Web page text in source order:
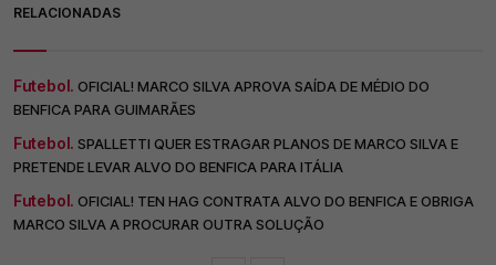
RELACIONADAS
Futebol. OFICIAL! MARCO SILVA APROVA SAÍDA DE MÉDIO DO
BENFICA PARA GUIMARÃES
Futebol. SPALLETTI QUER ESTRAGAR PLANOS DE MARCO SILVA E
PRETENDE LEVAR ALVO DO BENFICA PARA ITÁLIA
Futebol. OFICIAL! TEN HAG CONTRATA ALVO DO BENFICA E OBRIGA
MARCO SILVA A PROCURAR OUTRA SOLUÇÃO